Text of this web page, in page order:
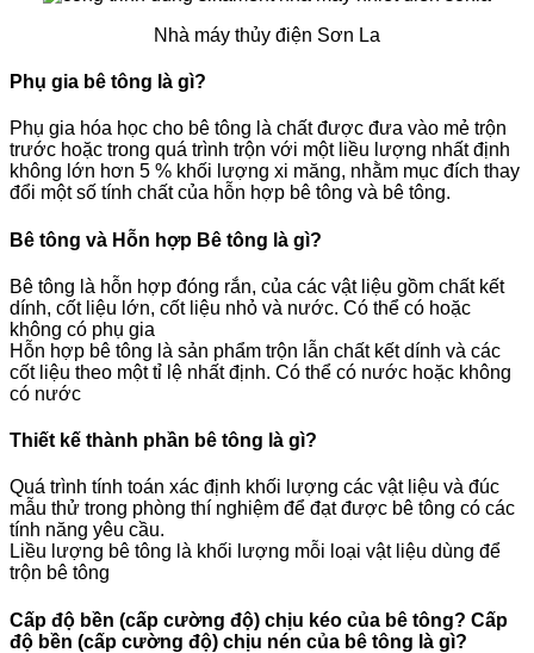
Nhà máy thủy điện Sơn La
Phụ gia bê tông là gì?
Phụ gia hóa học cho bê tông là chất được đưa vào mẻ trộn
trước hoặc trong quá trình trộn với một liều lượng nhất định
không lớn hơn 5 % khối lượng xi măng, nhằm mục đích thay
đổi một số tính chất của hỗn hợp bê tông và bê tông.
Bê tông và Hỗn hợp Bê tông là gì?
Bê tông là hỗn hợp đóng rắn, của các vật liệu gồm chất kết
dính, cốt liệu lớn, cốt liệu nhỏ và nước. Có thể có hoặc
không có phụ gia
Hỗn hợp bê tông là sản phẩm trộn lẫn chất kết dính và các
cốt liệu theo một tỉ lệ nhất định. Có thể có nước hoặc không
có nước
Thiết kế thành phần bê tông là gì?
Quá trình tính toán xác định khối lượng các vật liệu và đúc
mẫu thử trong phòng thí nghiệm để đạt được bê tông có các
tính năng yêu cầu.
Liều lượng bê tông là khối lượng mỗi loại vật liệu dùng để
trộn bê tông
Cấp độ bền (cấp cường độ) chịu kéo của bê tông? Cấp
độ bền (cấp cường độ) chịu nén của bê tông là gì?